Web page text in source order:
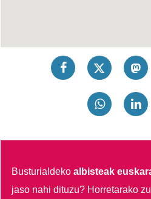
Busturialdekoalbisteak
jaso nahi dituzu? Horretarako